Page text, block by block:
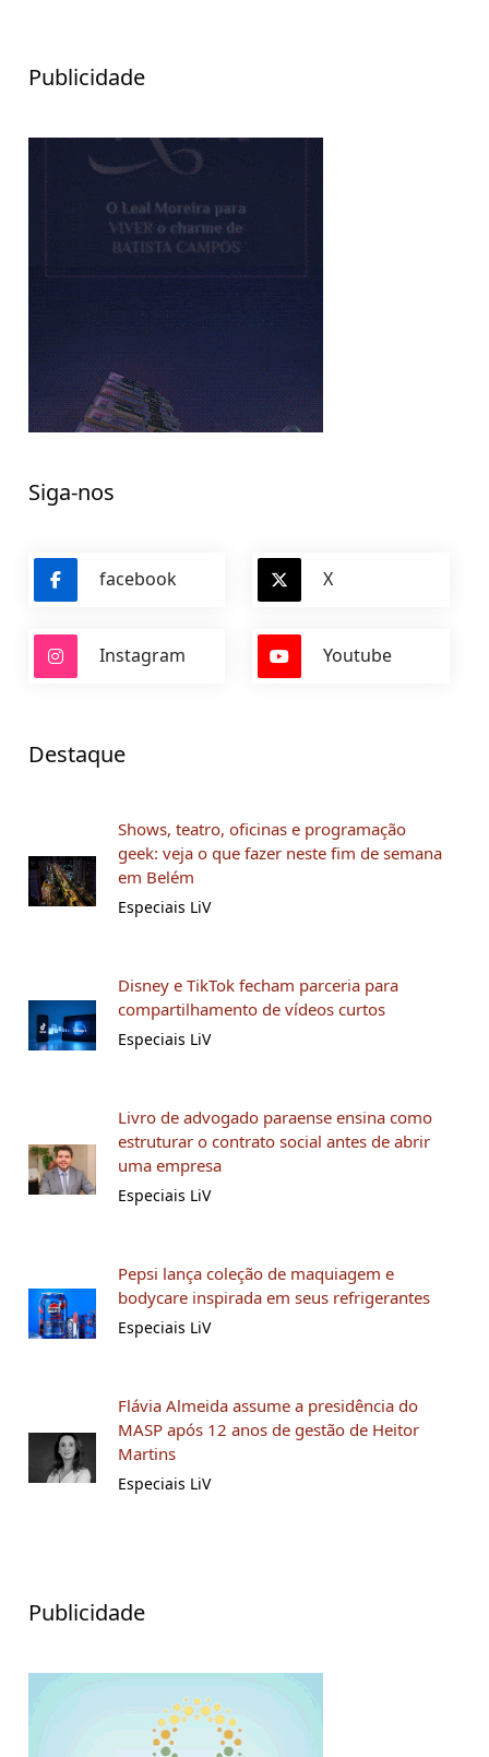
Publicidade
Siga-nos
facebook X
Instagram Youtube
Destaque
Shows, teatro, oficinas e programação
geek: veja o que fazer neste fim de semana
em Belém
Especiais LiV
Disney e TikTok fecham parceria para
compartilhamento de vídeos curtos
Especiais LiV
Livro de advogado paraense ensina como
estruturar o contrato social antes de abrir
uma empresa
Especiais LiV
Pepsi lança coleção de maquiagem e
bodycare inspirada em seus refrigerantes
Especiais LiV
Flávia Almeida assume a presidência do
MASP após 12 anos de gestão de Heitor
Martins
Especiais LiV
Publicidade